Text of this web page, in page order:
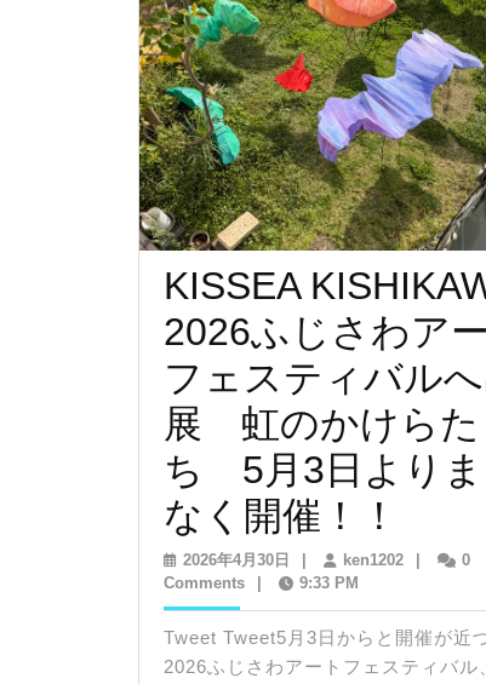
KISSEA
2026ふじさわア
フェスティバルへ
展 虹のかけらた
ち 5月3日よりま
なく開催！！
2026
ふ
2026年4月30日
2026
年
月
30
日
ken1202ken12020
Comments
9:33 PM
Tweet Tweet5月3日からと開催が近
2026ふじさわアートフェスティバル